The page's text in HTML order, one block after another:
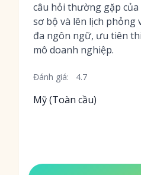
câu hỏi thường gặp
sơ bộ và lên lịch phỏng
đa ngôn ngữ, ưu tiên
mô doanh nghiệp.
Đánh giá: 4.7
Mỹ (Toàn cầu)